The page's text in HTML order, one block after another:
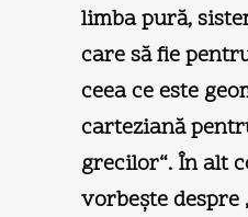
limba pură,
care să fie
ceea ce este
carteziană
grecilor“. În alt
vorbeşte despre